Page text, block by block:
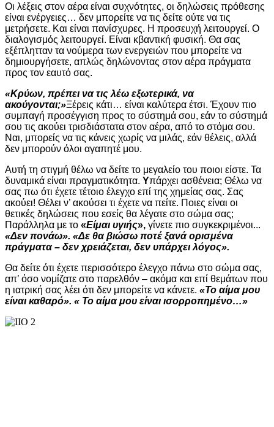
Οι λέξεις στον αέρα είναι συχνότητες, οι δηλώσεις πρόθεσης
είναι ενέργειες… δεν μπορείτε να τις δείτε ούτε να τις
μετρήσετε. Και είναι πανίσχυρες. Η προσευχή λειτουργεί. Ο
διαλογισμός λειτουργεί. Είναι κβαντική φυσική. Θα σας
εξέπλητταν τα νούμερα των ενεργειών που μπορείτε να
δημιουργήσετε, απλώς δηλώνοντας στον αέρα πράγματα
προς τον εαυτό σας.
«Κρύων, πρέπει να τις λέω εξωτερικά, να
ακούγονται;»Ξέρεις κάτι… είναι καλύτερα έτσι. Έχουν πιο
συμπαγή προσέγγιση προς το σύστημά σου, εάν το σύστημά
σου τις ακούει τρισδιάστατα στον αέρα, από το στόμα σου.
Ναι, μπορείς να τις κάνεις χωρίς να μιλάς, εάν θέλεις, αλλά
δεν μπορούν όλοι αγαπητέ μου.
Αυτή τη στιγμή θέλω να δείτε το μεγαλείο του ποιοι είστε. Τα
δυναμικά είναι πραγματικότητα. Υπάρχει ασθένεια; Θέλω να
σας πω ότι έχετε τέτοιο έλεγχο επί της χημείας σας. Σας
ακούει! Θέλει ν’ ακούσει τι έχετε να πείτε. Ποιες είναι οι
θετικές δηλώσεις που εσείς θα λέγατε στο σώμα σας;
Παράλληλα με το «Είμαι υγιής», γίνετε πιο συγκεκριμένοι...
«Δεν πονάω». «Δε θα βιώσω ποτέ ξανά ορισμένα
πράγματα – δεν χρειάζεται, δεν υπάρχει λόγος».
Θα δείτε ότι έχετε περισσότερο έλεγχο πάνω στο σώμα σας,
απ’ όσο νομίζατε στο παρελθόν – ακόμα και επί θεμάτων που
η ιατρική σας λέει ότι δεν μπορείτε να κάνετε. «Το αίμα μου
είναι καθαρό». « Το αίμα μου είναι ισορροπημένο…»